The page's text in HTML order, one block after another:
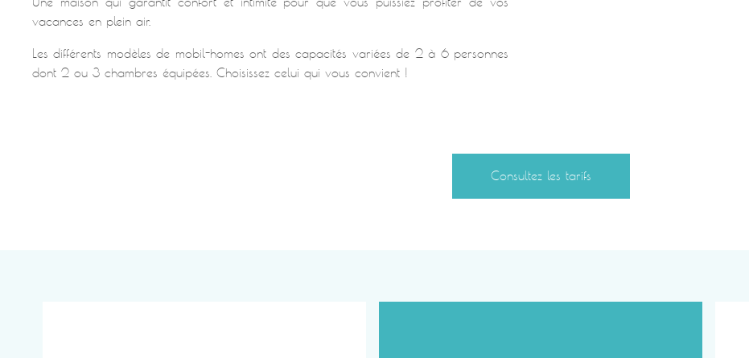
vacances en plein air.
Les différents modèles de mobil-homes ont des capacités variées de 2 à 6 personnes
dont 2 ou 3 chambres équipées. Choisissez celui qui vous convient !
Consultez les tarifs